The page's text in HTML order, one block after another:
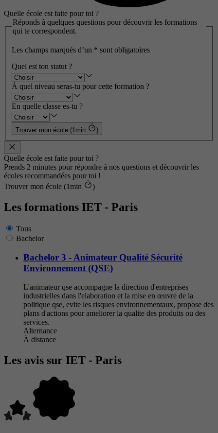
Quelle école est faite pour toi ?
Réponds à quelques questions pour découvrir les formations
qui te correspondent.
Les champs marqués d’un * sont obligatoires
Quel est ton statut ?
À quel niveau seras-tu pour cette formation ?
En quelle classe es-tu ?
Trouver mon école (1min )
Quelle école est faite pour toi ?
Prends 2 minutes pour répondre à nos questions et découvrir les
écoles recommandées pour toi !
Trouver mon école (1min
)
Les formations IET - Paris
Tous
Bachelor
Bachelor 3 - Animateur Qualité Sécurité
Environnement (QSE)
L'animateur qse accompagne la direction d'entreprises
industrielles dans l'elaboration et la mise en œuvre de la
politique qse, evite les risques environnementaux, propose des
plans d'actions pour ameliorer la qualite des produits ou des
services.
Alternance
À distance
Les avis sur IET - Paris